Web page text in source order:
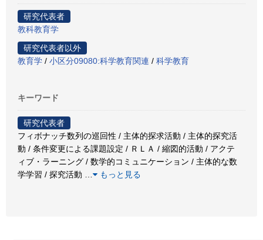
研究代表者
教科教育学
研究代表者以外
教育学 / 小区分09080:科学教育関連 / 科学教育
キーワード
研究代表者
フィボナッチ数列の巡回性 / 主体的探求活動 / 主体的探究活
動 / 条件変更による課題設定 / ＲＬＡ / 縮図的活動 / アクテ
ィブ・ラーニング / 数学的コミュニケーション / 主体的な数
学学習 / 探究活動
もっと見る